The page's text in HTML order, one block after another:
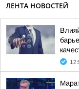
ЛЕНТА НОВОСТЕЙ